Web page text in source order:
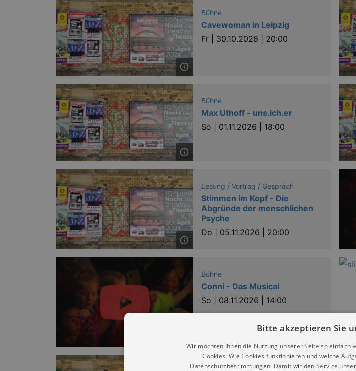
Bühne
Cavewoman in Leipzig
Fr | 30.10.2026 | 20:00
Bühne
Max Uthoff - uns.ich.er
So | 01.11.2026 | 18:00
Lesung / Vortrag / Gespräch
Stimmen im Kopf - Die
Abgründe der menschlichen
Psyche
Do | 05.11.2026 | 20:00
Bühne
Conni - Das Musical
So | 08.11.2026 | 14:00
Bitte akzeptieren Sie
Wir möchten Ihnen die Nutzung unserer Seite so einfach
Cookies. Wie Cookies funktionieren und welche
Datenschutzbestimmungen. Damit wir den Service